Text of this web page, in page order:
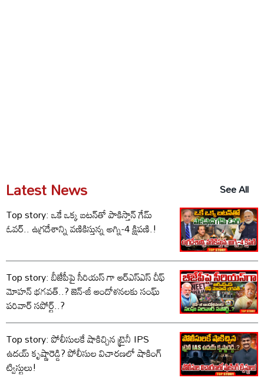
Latest News
See All
Top story: ఒకే ఒక్క బటన్‌తో పాకిస్తాన్ గేమ్
ఓవర్.. ఉగ్రదేశాన్ని వణికిస్తున్న అగ్ని-4 క్షిపణి.!
Top story: బీజేపీపై సీరియస్ గా ఆర్‌ఎస్‌ఎస్ చీఫ్
మోహన్ భగవత్..? జెన్-జీ ఆందోళనలకు సంఘ్
పరివార్ సపోర్ట్..?
Top story: పోలీసులకే షాకిచ్చిన ట్రైనీ IPS
ఉదయ్ కృష్ణారెడ్డి? పోలీసుల విచారణలో షాకింగ్
ట్విస్టులు!